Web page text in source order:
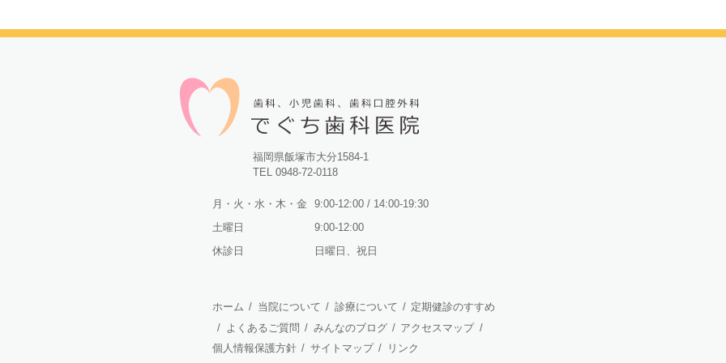
« 前の記事へ
福岡県飯塚市大分1584-1
TEL 0948-72-0118
月・火・水・木・金
9:00-12:00 / 14:00-19:30
土曜日
9:00-12:00
休診日
日曜日、祝日
ホーム / 当院について / 診療について / 定期健診のすすめ
/ よくあるご質問 / みんなのブログ / アクセスマップ /
個人情報保護方針 / サイトマップ / リンク